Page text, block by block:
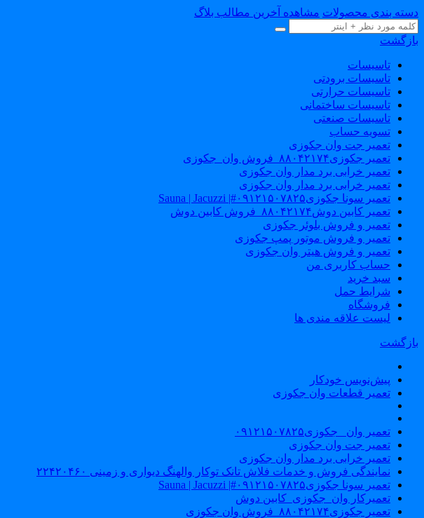
دسته بندی محصولات مشاهده آخرین مطالب بلاگ
بازگشت
تاسیسات
تاسیسات برودتی
تاسیسات حرارتی
تاسیسات ساختمانی
تاسیسات صنعتی
تسویه حساب
تعمیر جت وان جکوزی
تعمیر جکوزی۸۸۰۴۲۱۷۴_فروش وان_جکوزی
تعمیر خرابی برد مدار وان جکوزی
تعمیر خرابی برد مدار وان جکوزی
تعمیر سونا جکوزی۰۹۱۲۱۵۰۷۸۲۵#| Sauna | Jacuzzi
تعمیر کابین دوش۸۸۰۴۲۱۷۴_فروش کابین دوش
تعمیر و فروش بلوئر جکوزی
تعمیر و فروش موتور پمپ جکوزی
تعمیر و فروش هیتر وان جکوزی
حساب کاربری من
سبد خرید
شرایط حمل
فروشگاه
لیست علاقه مندی ها
بازگشت
پیش‌نویس خودکار
تعمیر قطعات وان جکوزی
تعمیر وان _جکوزی۰۹۱۲۱۵۰۷۸۲۵
تعمیر جت وان جکوزی
تعمیر خرابی برد مدار وان جکوزی
نمایندگی فروش و خدمات فلاش تانک توکار والهنگ دیواری و زمینی ۲۲۴۲۰۴۶۰
تعمیر سونا جکوزی۰۹۱۲۱۵۰۷۸۲۵#| Sauna | Jacuzzi
تعمیرکار وان_جکوزی_کابین دوش
تعمیر جکوزی۸۸۰۴۲۱۷۴_فروش وان جکوزی